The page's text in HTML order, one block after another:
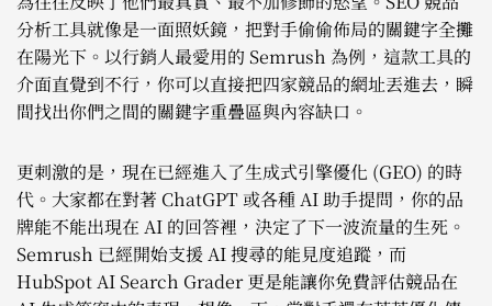
分析工具就像是一面照妖鏡，把對手偷偷佈局的關鍵字全攤
在陽光下。以行銷人最愛用的 Semrush 為例，這款工具的
介面直覺到不行，你可以直接把四家競品的網址丟進去，瞬
間找出你們之間的關鍵字重疊區與內容缺口。
更刺激的是，現在已經進入了生成式引擎優化 (GEO) 的時
代。大家都在對著 ChatGPT 或各種 AI 助手提問，你的品
牌能不能出現在 AI 的回答裡，決定了下一波流量的生死。
Semrush 已經開始支援 AI 搜尋的能見度追蹤，而
HubSpot AI Search Grader 更是能讓你免費評估競品在